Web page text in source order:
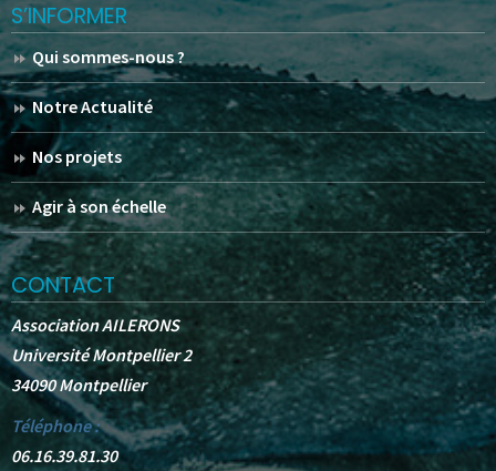
S’INFORMER
Qui sommes-nous ?
Notre Actualité
Nos projets
Agir à son échelle
CONTACT
Association AILERONS
Université Montpellier 2
34090 Montpellier
Téléphone :
06.16.39.81.30